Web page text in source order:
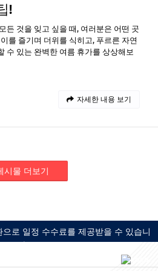
!
든 것을 잊고 싶을 때, 여러분은 어떤 곳
를 즐기며 더위를 식히고, 푸르른 자연
수 있는 완벽한 여름 휴가를 상상해보
자세한 내용 보기
시물 더보기
로 일정 수수료를 제공받을 수 있습니
다.